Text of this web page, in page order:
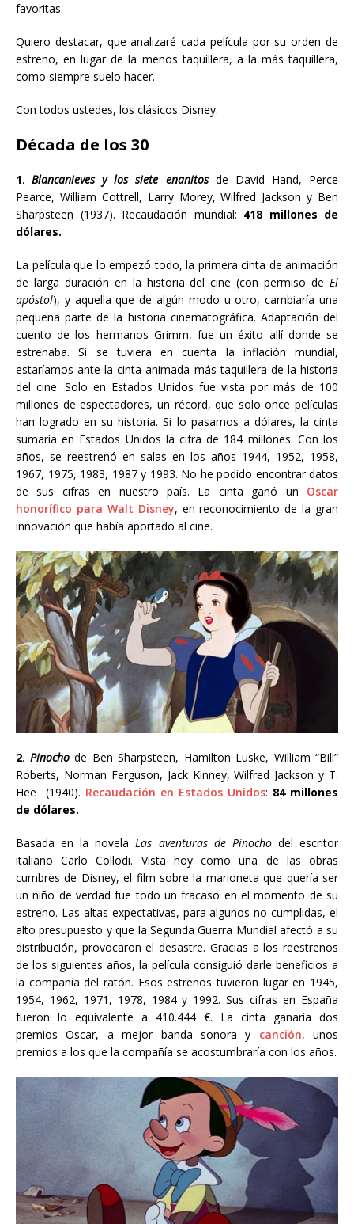
favoritas.
Quiero destacar, que analizaré cada película por su orden de
estreno, en lugar de la menos taquillera, a la más taquillera,
como siempre suelo hacer.
Con todos ustedes, los clásicos Disney:
Década de los 30
1.Blancanieves y los siete enanitos de David Hand, Perce
Pearce, William Cottrell, Larry Morey, Wilfred Jackson y Ben
Sharpsteen (1937). Recaudación mundial: 418 millones de
dólares.
La película que lo empezó todo, la primera cinta de animación
de larga duración en la historia del cine (con permiso de El
apóstol), y aquella que de algún modo u otro, cambiaría una
pequeña parte de la historia cinematográfica. Adaptación del
cuento de los hermanos Grimm, fue un éxito allí donde se
estrenaba. Si se tuviera en cuenta la inflación mundial,
estaríamos ante la cinta animada más taquillera de la historia
del cine. Solo en Estados Unidos fue vista por más de 100
millones de espectadores, un récord, que solo once películas
han logrado en su historia. Si lo pasamos a dólares, la cinta
sumaría en Estados Unidos la cifra de 184 millones. Con los
años, se reestrenó en salas en los años 1944, 1952, 1958,
1967, 1975, 1983, 1987 y 1993. No he podido encontrar datos
de sus cifras en nuestro país. La cinta ganó un Oscar
honorífico para Walt Disney, en reconocimiento de la gran
innovación que había aportado al cine.
2. Pinochode Ben Sharpsteen, Hamilton Luske, William “Bill”
Roberts, Norman Ferguson, Jack Kinney, Wilfred Jackson y T.
Hee (1940). Recaudación en Estados Unidos: 84 millones
de dólares.
Basada en la novelaLas aventuras de Pinochodel escritor
italiano Carlo Collodi. Vista hoy como una de las obras
cumbres de Disney, el film sobre la marioneta que quería ser
un niño de verdad fue todo un fracaso en el momento de su
estreno. Las altas expectativas, para algunos no cumplidas, el
alto presupuesto y que la Segunda Guerra Mundial afectó a su
distribución, provocaron el desastre. Gracias a los reestrenos
de los siguientes años, la película consiguió darle beneficios a
la compañía del ratón. Esos estrenos tuvieron lugar en 1945,
1954, 1962, 1971, 1978, 1984 y 1992. Sus cifras en España
fueron lo equivalente a 410.444 €. La cinta ganaría dos
premios Oscar, a mejor banda sonora y canción, unos
premios a los que la compañía se acostumbraría con los años.